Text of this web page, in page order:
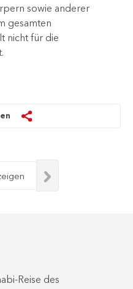
sowie anderer
gesamten
nicht für die
Reise des